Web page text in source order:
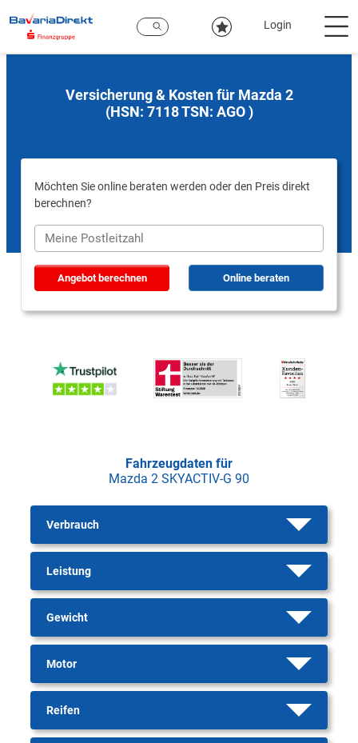
Hauptinhalt
Login
Versicherung & Kosten für Mazda 2
(HSN: 7118 TSN: AGO )
Möchten Sie online beraten werden oder den Preis direkt
berechnen?
Angebot berechnen Online beraten
Fahrzeugdaten für
Mazda 2 SKYACTIV-G 90
Verbrauch
Leistung
Gewicht
Motor
Reifen